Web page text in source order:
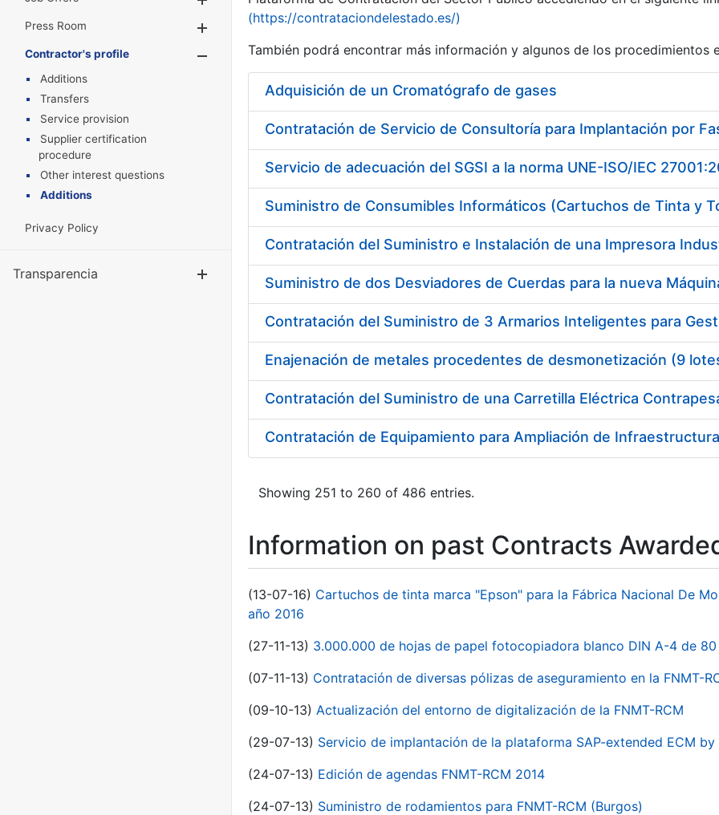
Press Room
Show/Hide
Contractor's profile
Show/Hide
Additions
Transfers
Service provision
Supplier certification
procedure
Other interest questions
Additions
Privacy Policy
Transparencia Show/Hide
(https://contrataciondelestado.es/)
También podrá encontrar más información y algunos de los procedimientos
Adquisición de un Cromatógrafo de gases
Servicio de adecuación del SGSI a la norma UNE-ISO/IEC
Suministro de Consumibles Informáticos (Cartuchos de Tinta y
Contratación del Suministro e Instalación de una Impresora
Contratación del Suministro de 3 Armarios Inteligentes para
Enajenación de metales procedentes de desmonetización (9
Contratación del Suministro de una Carretilla Eléctrica
Contratación de Equipamiento para Ampliación de
Showing 251 to 260 of 486 entries.
Information on past Contracts
(13-07-16) Cartuchos de tinta marca "Epson" para la Fábrica Nacional De
año 2016
(27-11-13) 3.000.000 de hojas de papel fotocopiadora blanco DIN A-4 de 80
(07-11-13) Contratación de diversas pólizas de aseguramiento en la FNMT-
(09-10-13) Actualización del entorno de digitalización de la FNMT-RCM
(29-07-13) Servicio de implantación de la plataforma SAP-extended ECM by
(24-07-13) Edición de agendas FNMT-RCM 2014
(24-07-13) Suministro de rodamientos para FNMT-RCM (Burgos)